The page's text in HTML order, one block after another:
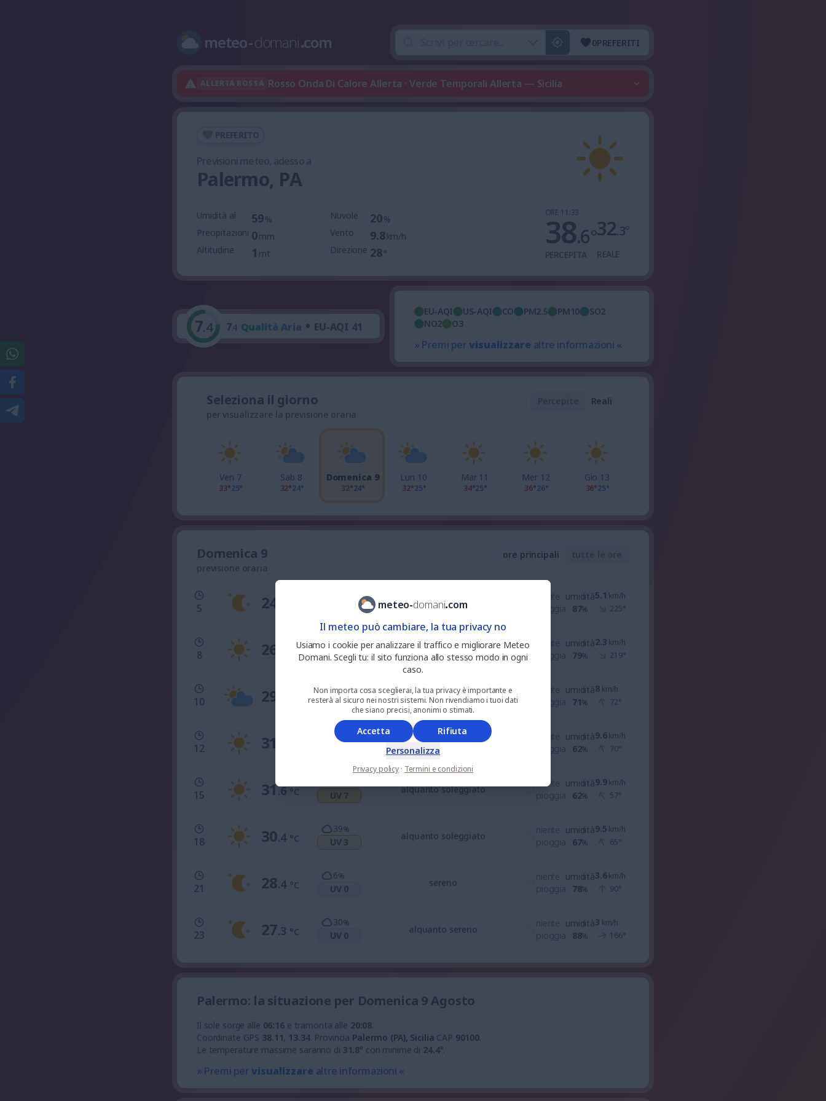
meteo-domani.com 0PREFERITI
ALLERTA ROSSA Rosso Onda Di Calore Allerta · Verde Temporali Allerta — Sicilia
Palermo, PA
Umidità al 59%
Precipitazioni 0mm
Altitudine
1 mt
Nuvole 20%
Vento
9.8km/h
Direzione 28°
ORE 11:33
38.6°
PERCEPITA
32.3°
REALE
7.4 7.4 Qualità Aria • EU-AQI 41
EU-AQI US-AQI CO PM2.5 PM10
SO2
NO2
O3
» Premi pervisualizzare altre informazioni «
Seleziona il giorno
per visualizzare la previsione oraria
Reali
Ven 7
33°25°
Sab 8
32°24°
Domenica 9
32°24°
Lun 10
32°25°
Mar 11
34°25°
Mer 12
36°26°
Gio 13
36°25°
Domenica 9
previsione oraria
ore principali
5 24 alquanto sereno
niente
pioggia
umidità
87%
5.1 km/h
225°
8 26 °C
38%
UV 1
alquanto soleggiato
niente
pioggia
umidità
79%
2.3 km/h
219°
10 29 48%
UV 4
parzialmente nuvoloso
niente
pioggia
umidità
71%
8km/h
72°
12 31 37
alquanto soleggiato
niente
pioggia
umidità
62%
9.6km/h
70°
15 31.6 °C UV 7
alquanto soleggiato
niente
pioggia
umidità
62%
9.9km/h
57°
18 30.4°C
39%
UV 3
alquanto soleggiato
niente
pioggia
umidità
67%
9.5 km/h
65°
21 28.4°C
6%
UV 0
sereno
niente
pioggia
umidità
78%
3.6km/h
90°
23 27.3 °C
30%
UV 0
alquanto sereno
niente
pioggia
umidità
88%
3 km/h
166°
Palermo: la situazione per Domenica 9 Agosto
Il sole sorge alle 06:16e tramonta alle 20:08.
Coordinate GPS 38.11, 13.34. Provincia Palermo (PA), Sicilia CAP 90100.
Le temperature massime saranno di 31.8° con minime di 24.4°.
» Premi pervisualizzare altre informazioni «
meteo-domani.com
Il meteo può cambiare, la tua privacy no
Usiamo i cookie per analizzare il traffico e migliorare Meteo
Domani. Scegli tu: il sito funziona allo stesso modo in ogni
caso.
Non importa cosa sceglierai, la tua privacy è importante e
resterà al sicuro nei nostri sistemi. Non rivendiamo i tuoi dati
che siano precisi, anonimi o stimati.
Accetta
Rifiuta
Personalizza
Privacy policy · Termini e condizioni